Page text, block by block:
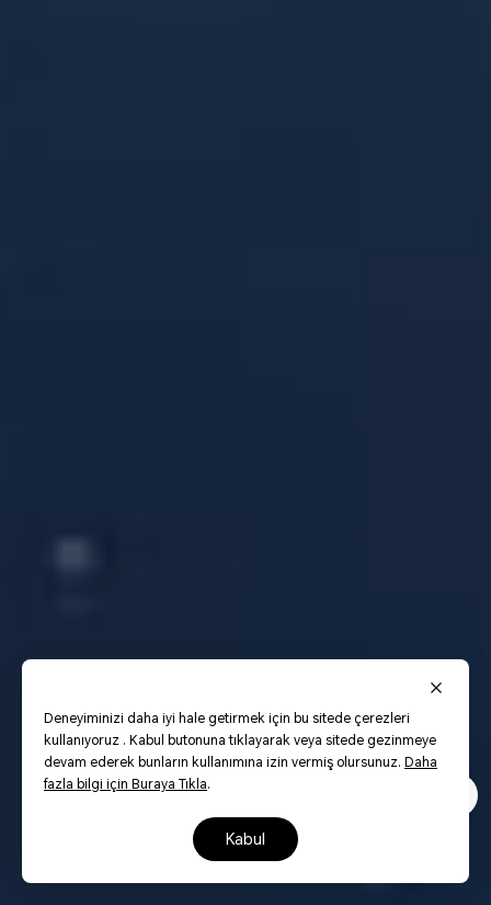
Deneyiminizi daha iyi hale getirmek için bu sitede çerezleri
kullanıyoruz . Kabul butonuna tıklayarak veya sitede gezinmeye
devam ederek bunların kullanımına izin vermiş olursunuz. Daha
fazla bilgi için Buraya Tıkla.
kabul